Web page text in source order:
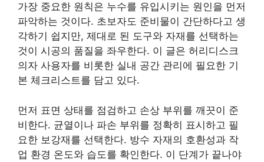
가장 중요한 원칙은 누수를 유입시키는 원인을 먼저
파악하는 것이다. 초보자도 준비물이 간단하다고 생
각하기 쉽지만, 제대로 된 도구와 자재를 선택하는
것이 시공의 품질을 좌우한다. 이 글은 허리디스크
의자 사용자를 비롯한 실내 공간 관리에 필요한 기
본 체크리스트를 담고 있다.
먼저 표면 상태를 점검하고 손상 부위를 깨끗이 준
비한다. 균열이나 파손 부위를 정확히 표시하고 필
요한 보강재를 선택한다. 방수 자재의 호환성과 작
업 환경 온도와 습도를 확인한다. 이 단계가 끝나야